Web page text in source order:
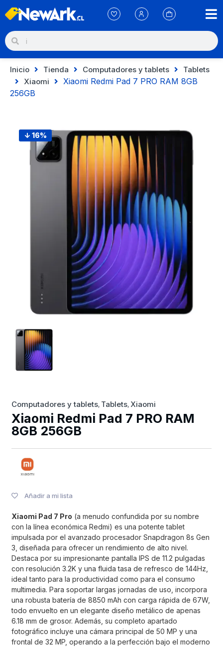
Inicio Tienda Computadores y tablets
Tablets
Xiaomi
Xiaomi Redmi Pad 7 PRO RAM 8GB
256GB
↓ 16%
Computadores y tablets, Tablets, Xiaomi
Xiaomi Redmi Pad 7 PRO RAM
8GB 256GB
Añadir a mi lista
Xiaomi Pad 7 Pro (a menudo confundida por su nombre
con la línea económica Redmi) es una potente tablet
impulsada por el avanzado procesador Snapdragon 8s Gen
3, diseñada para ofrecer un rendimiento de alto nivel.
Destaca por su impresionante pantalla IPS de 11.2 pulgadas
con resolución 3.2K y una fluida tasa de refresco de 144Hz,
ideal tanto para la productividad como para el consumo
multimedia. Para soportar largas jornadas de uso, incorpora
una robusta batería de 8850 mAh con carga rápida de 67W,
todo envuelto en un elegante diseño metálico de apenas
6.18 mm de grosor. Además, su completo apartado
fotográfico incluye una cámara principal de 50 MP y una
frontal de 32 MP, operando a la perfección bajo el moderno